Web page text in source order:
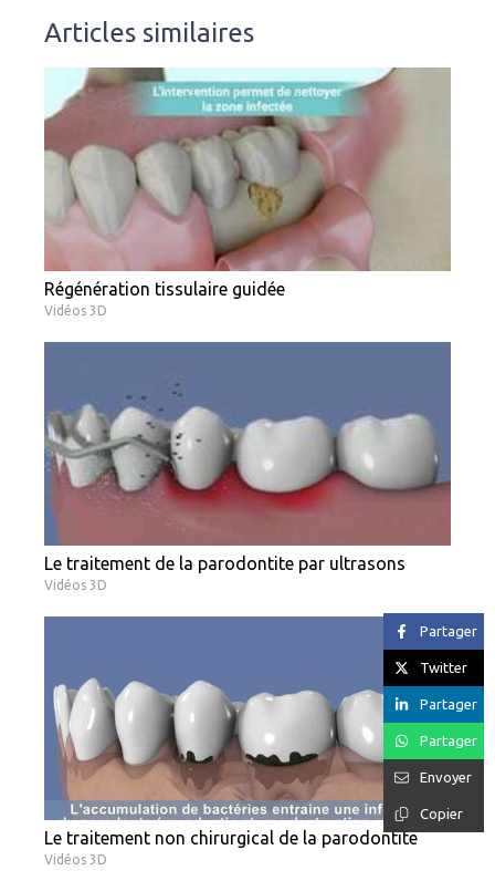
Articles similaires
Régénération tissulaire guidée
Vidéos 3D
Le traitement de la parodontite par ultrasons
Vidéos 3D
Le traitement non chirurgical de la parodontite
Vidéos 3D
Partager
Twitter
Partager
Partager
Envoyer
Copier